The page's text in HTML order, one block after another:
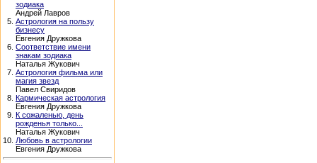
зодиака
Андрей Лавров
5. Астрология на пользу
бизнесу
Евгения Дружкова
6. Соответствие имени
знакам зодиака
Наталья Жукович
7. Астрология фильма или
магия звезд
Павел Свиридов
8. Кармическая астрология
Евгения Дружкова
9. К сожаленью, день
рожденья только...
Наталья Жукович
10. Любовь в астрологии
Евгения Дружкова